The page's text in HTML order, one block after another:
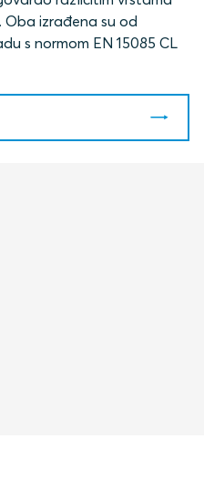
Oba izrađena su od
s normom EN 15085 CL